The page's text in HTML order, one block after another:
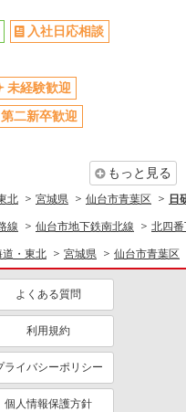
円 ※経験・能力による
浴 青葉 宮城県仙台市青葉区
町ビル
詳細を見る
274,000円（地域による） 別
円上限/月） 別途残業手当
間）残業代全額支給
浴 青葉 宮城県仙台市青葉区
町ビル
入社日応相談
未経験歓迎
二新卒歓迎
もっと見る
北 宮城県 仙台市青葉区 日
線 仙台市地下鉄南北線 北四
道・東北 宮城県 仙台市青葉区
よくある質問
利用規約
ライバシーポリシー
個人情報保護方針